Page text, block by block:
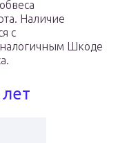
Наличие
с
Шкоде